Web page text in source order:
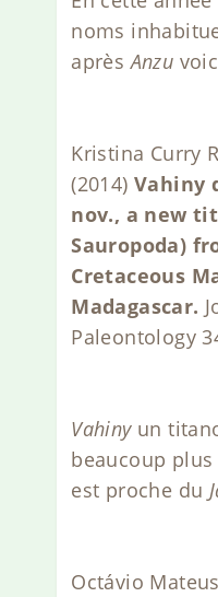
noms
aprèsAnzu
Kristina Curry
(2014)Vahiny
nov., a new
Sauropoda)
Cretaceous
Madagascar.
Paleontology
Vahinyun
beaucoup
est proche du
Octávio